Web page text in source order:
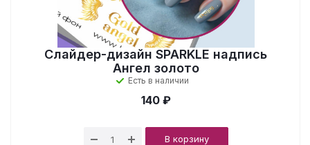
Слайдер-дизайн SPARKLE надпись
Ангел золото
Есть в наличии
140 ₽
В корзину